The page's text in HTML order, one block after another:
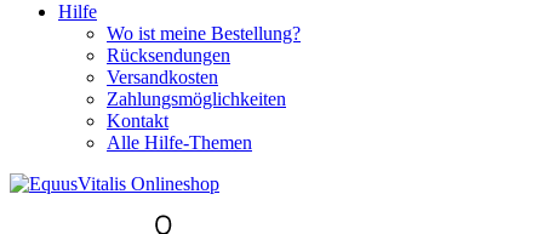
Hilfe
Wo ist meine Bestellung?
Rücksendungen
Versandkosten
Zahlungsmöglichkeiten
Kontakt
Alle Hilfe-Themen